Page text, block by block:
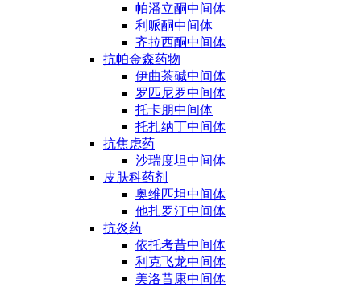
帕潘立酮中间体
利哌酮中间体
齐拉西酮中间体
抗帕金森药物
伊曲茶碱中间体
罗匹尼罗中间体
托卡朋中间体
托扎纳丁中间体
抗焦虑药
沙瑞度坦中间体
皮肤科药剂
奥维匹坦中间体
他扎罗汀中间体
抗炎药
依托考昔中间体
利克飞龙中间体
美洛昔康中间体